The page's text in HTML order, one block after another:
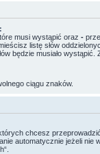
musi wystąpić oraz -
listę słów
będzie musiało wystąpić.
ciągu znaków.
chcesz
automatycznie jeżeli nie